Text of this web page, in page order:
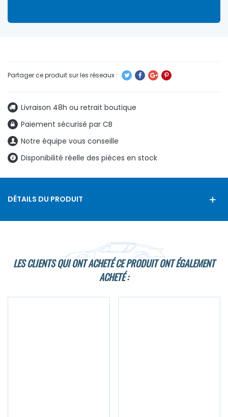
Livraison 48h ou retrait boutique
Paiement sécurisé par CB
Notre équipe vous conseille
Disponibilité réelle des pièces en stock
DÉTAILS DU PRODUIT
LES CLIENTS QUI ONT ACHETÉ CE PRODUIT ONT ÉGALEMENT
ACHETÉ :